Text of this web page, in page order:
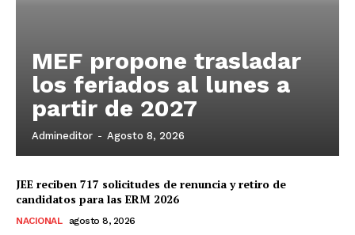
MEF propone trasladar
los feriados al lunes a
partir de 2027
Admineditor - Agosto 8, 2026
JEE reciben 717 solicitudes de renuncia y retiro de
candidatos para las ERM 2026
NACIONAL agosto 8, 2026